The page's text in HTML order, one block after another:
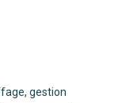
gestion